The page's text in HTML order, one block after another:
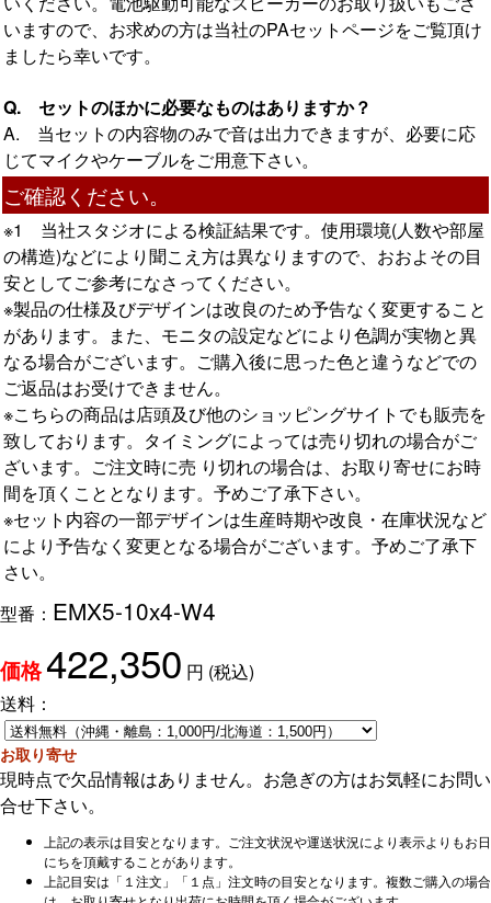
いますので、お求めの方は当社のPAセットページをご覧頂け
ましたら幸いです。
Q. セットのほかに必要なものはありますか？
A. 当セットの内容物のみで音は出力できますが、必要に応
じてマイクやケーブルをご用意下さい。
ご確認ください。
※1 当社スタジオによる検証結果です。使用環境(人数や部屋
の構造)などにより聞こえ方は異なりますので、おおよその目
安としてご参考になさってください。
※製品の仕様及びデザインは改良のため予告なく変更すること
があります。また、モニタの設定などにより色調が実物と異
なる場合がございます。ご購入後に思った色と違うなどでの
ご返品はお受けできません。
※こちらの商品は店頭及び他のショッピングサイトでも販売を
致しております。タイミングによっては売り切れの場合がご
ざいます。ご注文時に売 り切れの場合は、お取り寄せにお時
間を頂くこととなります。予めご了承下さい。
※セット内容の一部デザインは生産時期や改良・在庫状況など
により予告なく変更となる場合がございます。予めご了承下
さい。
型番： EMX5-10x4-W4
価格 422,350 円 (税込)
送料：
お取り寄せ
現時点で欠品情報はありません。お急ぎの方はお気軽にお問い
合せ下さい。
上記の表示は目安となります。ご注文状況や運送状況により表示よりもお日
にちを頂戴することがあります。
上記目安は「１注文」「１点」注文時の目安となります。複数ご購入の場合